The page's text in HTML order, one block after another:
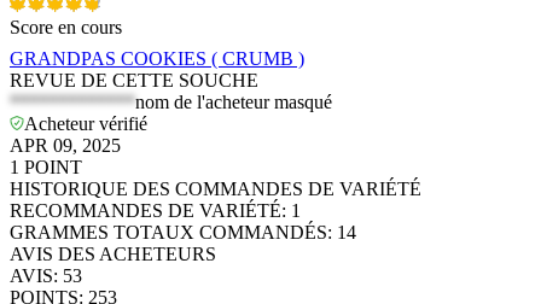
Score en cours
GRANDPAS COOKIES ( CRUMB )
REVUE DE CETTE SOUCHE
*************nom de l'acheteur masqué
Acheteur vérifié
APR 09, 2025
1 POINT
HISTORIQUE DES COMMANDES DE VARIÉTÉ
RECOMMANDES DE VARIÉTÉ: 1
GRAMMES TOTAUX COMMANDÉS: 14
AVIS DES ACHETEURS
AVIS: 53
POINTS: 253